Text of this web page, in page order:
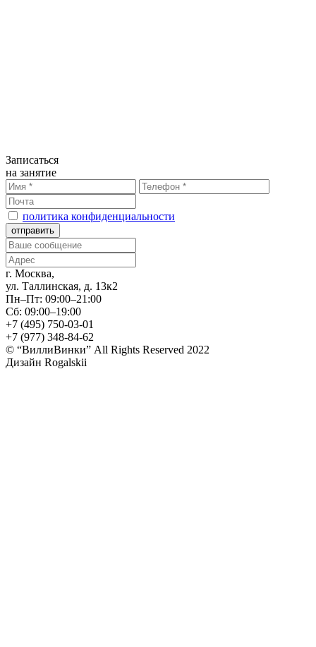
Записаться
на занятие
политика конфиденциальности
г. Москва,
ул. Таллинская, д. 13к2
Пн–Пт: 09:00–21:00
Сб: 09:00–19:00
+7 (495) 750-03-01
+7 (977) 348-84-62
© “ВиллиВинки” All Rights Reserved 2022
Дизайн Rogalskii